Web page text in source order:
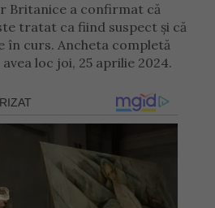
Britanice a confirmat că
tratat ca fiind suspect și că
în curs. Ancheta completă
loc joi, 25 aprilie 2024.